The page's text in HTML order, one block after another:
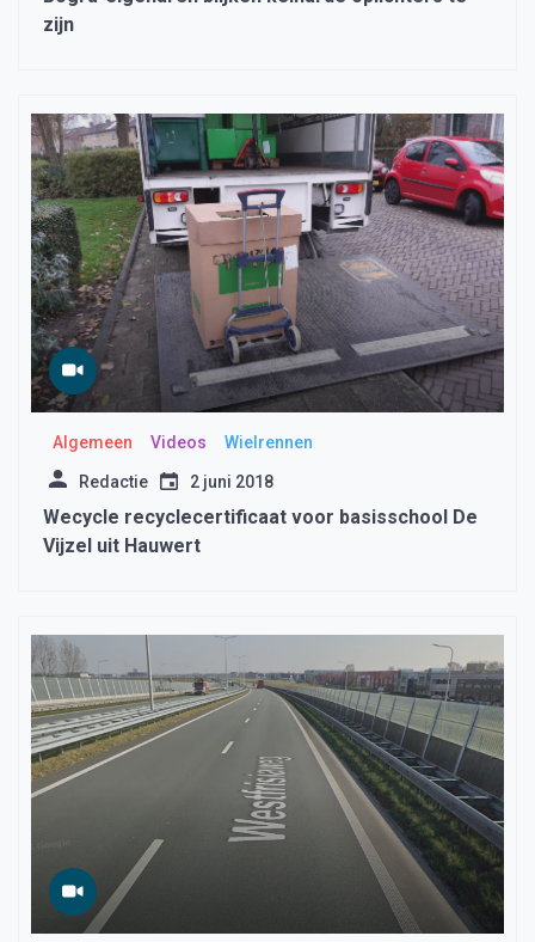
zijn
Algemeen Videos Wielrennen
Redactie 2 juni 2018
Wecycle recyclecertificaat voor basisschool De
Vijzel uit Hauwert